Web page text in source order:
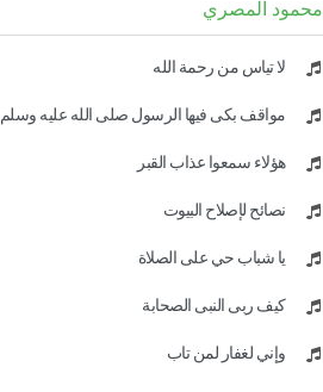
محمود المصري
لا تيأس من رحمة الله
مواقف بكى فيها الرسول صلى الله عليه وسلم
هؤلاء سمعوا عذاب القبر
نصائح لإصلاح البيوت
يا شباب حي على الصلاة
كيف ربى النبى الصحابة
وإني لغفار لمن تاب